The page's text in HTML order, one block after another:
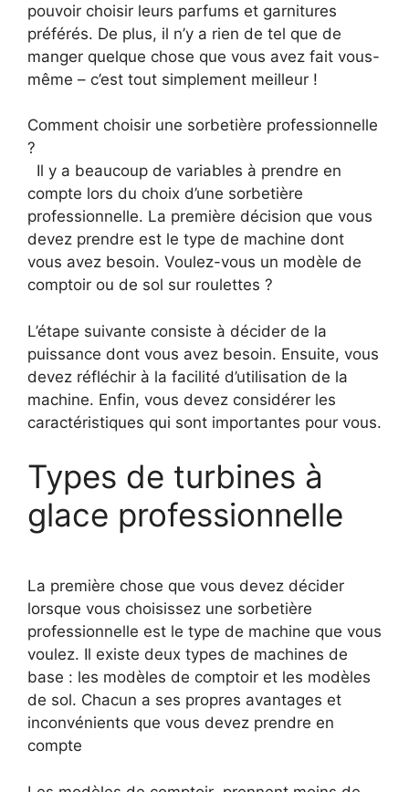
pouvoir choisir leurs parfums et garnitures
préférés. De plus, il n’y a rien de tel que de
manger quelque chose que vous avez fait vous-
même – c’est tout simplement meilleur !
Comment choisir une sorbetière professionnelle
?
Il y a beaucoup de variables à prendre en
compte lors du choix d’une sorbetière
professionnelle. La première décision que vous
devez prendre est le type de machine dont
vous avez besoin. Voulez-vous un modèle de
comptoir ou de sol sur roulettes ?
L’étape suivante consiste à décider de la
puissance dont vous avez besoin. Ensuite, vous
devez réfléchir à la facilité d’utilisation de la
machine. Enfin, vous devez considérer les
caractéristiques qui sont importantes pour vous.
Types de turbines à
glace professionnelle
La première chose que vous devez décider
lorsque vous choisissez une sorbetière
professionnelle est le type de machine que vous
voulez. Il existe deux types de machines de
base : les modèles de comptoir et les modèles
de sol. Chacun a ses propres avantages et
inconvénients que vous devez prendre en
compte